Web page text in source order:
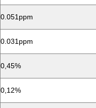
0.051ppm
0.031ppm
0,45%
0,12%